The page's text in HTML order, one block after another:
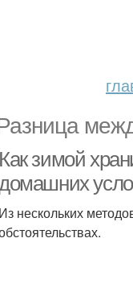
Как зимой
Из нескольких